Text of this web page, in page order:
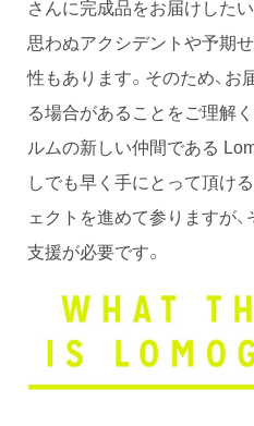
さんに完成品をお届けした
思わぬアクシデントや予期
性もあります。そのため、
る場合があることをご理解
ルムの新しい仲間である
しでも早く手にとって頂け
ェクトを進めて参りますが
支援が必要です。